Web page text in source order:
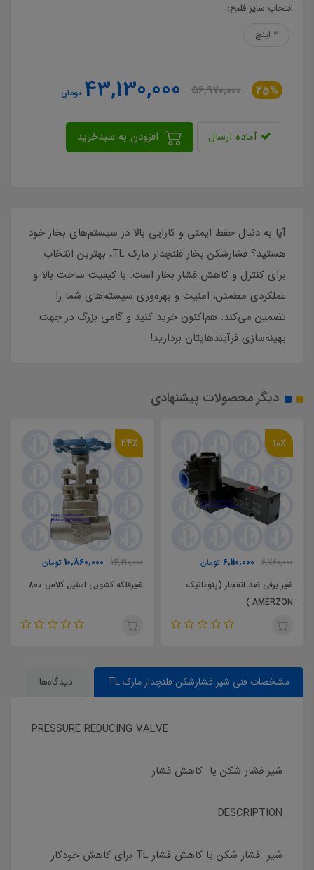
انتخاب سایز فلنج:
2 اینچ
25%
56,970,000
43,130,000 تومان
آماده ارسال
آیا به دنبال حفظ ایمنی و کارایی بالا در سیستم‌های بخار خود
هستید؟ فشارشکن بخار فلنچدار مارک TL، بهترین انتخاب
برای کنترل و کاهش فشار بخار است. با کیفیت ساخت بالا و
عملکردی مطمئن، امنیت و بهره‌وری سیستم‌های شما را
تضمین می‌کند. هم‌اکنون خرید کنید و گامی بزرگ در جهت
بهینه‌سازی فرآیندهایتان بردارید!
دیگر محصولات پیشنهادی
10٪
6,760,000
6,110,000 تومان
شیر برقی ضد انفجار (پنوماتیک
AMERZON )
24٪
14,190,000
10,860,000 تومان
شیرفلکه کشویی استیل کلاس 800
مشخصات فنی شیر فشارشکن فلنچدار مارک TL دیدگاه‌ها
PRESSURE REDUCING VALVE
شیر فشار شکن یا کاهش فشار
DESCRIPTION
شیر فشار شکن یا کاهش فشار TL برای کاهش خودکار